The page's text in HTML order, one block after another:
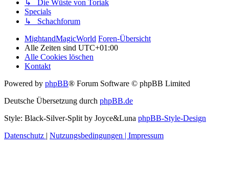
↳ Die Wüste von Toriak
Specials
↳ Schachforum
MightandMagicWorld Foren-Übersicht
Alle Zeiten sind UTC+01:00
Alle Cookies löschen
Kontakt
Powered by phpBB® Forum Software © phpBB Limited
Deutsche Übersetzung durch phpBB.de
Style: Black-Silver-Split by Joyce&Luna phpBB-Style-Design
Datenschutz | Nutzungsbedingungen | Impressum